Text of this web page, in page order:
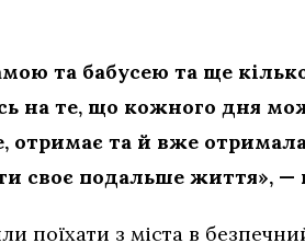
та бабусею та ще
на те, що кожного дня
отримає та й вже
своє подальше життя», —
поїхати з міста в